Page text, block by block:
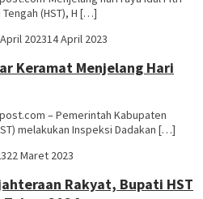
(HST), H […]
202314 April 2023
Keramat Menjelang Hari
– Pemerintah Kabupaten
melakukan Inspeksi Dadakan […]
22 Maret 2023
Rakyat, Bupati HST